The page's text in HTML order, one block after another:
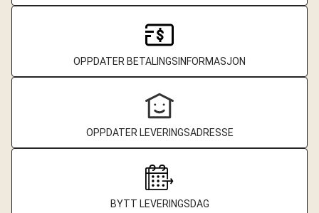
OPPDATER BETALINGSINFORMASJON
OPPDATER LEVERINGSADRESSE
BYTT LEVERINGSDAG